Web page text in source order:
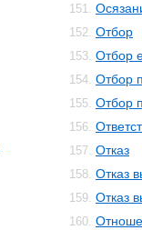
151.
152. Отбор
153. Отбор
154. Отбор
155. Отбор
156.
157. Отказ
158. Отказ
159. Отказ
160.